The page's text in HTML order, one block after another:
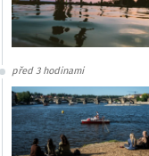
před 3 hodinami